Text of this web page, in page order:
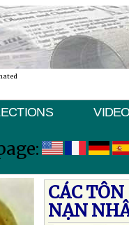
CÁC
NẠN